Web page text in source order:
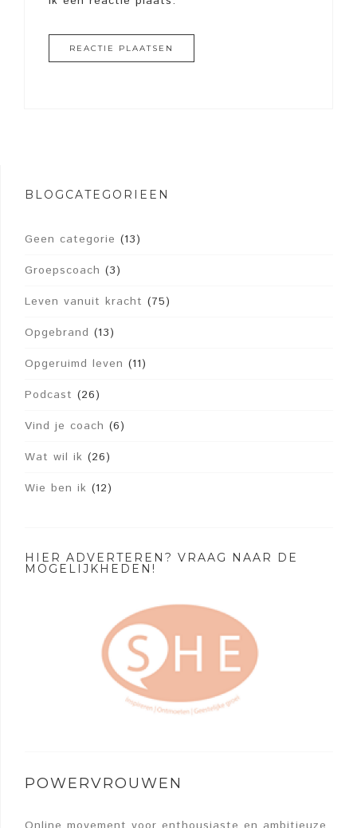
BLOGCATEGORIEËN
Geen categorie (13)
Groepscoach (3)
Leven vanuit kracht (75)
Opgebrand (13)
Opgeruimd leven (11)
Podcast (26)
Vind je coach (6)
Wat wil ik (26)
Wie ben ik (12)
HIER ADVERTEREN? VRAAG NAAR DE
MOGELIJKHEDEN!
POWERVROUWEN